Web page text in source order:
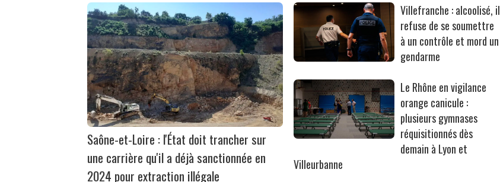
Saône-et-Loire : l'État doit trancher sur
une carrière qu'il a déjà sanctionnée en
2024 pour extraction illégale
Villefranche : alcoolisé, il
refuse de se soumettre
à un contrôle et mord un
gendarme
Le Rhône en vigilance
orange canicule :
plusieurs gymnases
réquisitionnés dès
demain à Lyon et
Villeurbanne